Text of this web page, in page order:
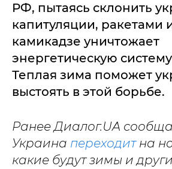
РФ, пытаясь склонить
капитуляции, ракетами
камикадзе уничтожает
энергетическую
Теплая зима поможет
выстоять в этой борьбе.
Ранее Диалог.UA
Украина переходитна
какие будут зимы и